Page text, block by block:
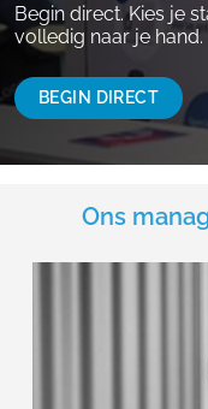
Begin direct. Kies je
volledig naar je hand.
BEGIN DIRECT
Ons